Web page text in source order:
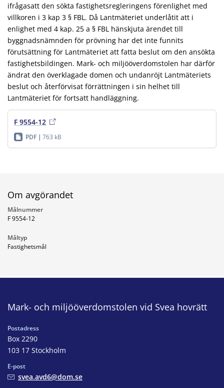
ifrågasatt den sökta fastighetsregleringens förenlighet med
villkoren i 3 kap 3 § FBL. Då Lantmäteriet underlåtit att i
enlighet med 4 kap. 25 a § FBL hänskjuta ärendet till
byggnadsnämnden för prövning har det inte funnits
förutsättning för Lantmäteriet att fatta beslut om den ansökta
fastighetsbildingen. Mark- och miljööverdomstolen har därför
ändrat den överklagade domen och undanröjt Lantmäteriets
beslut och återförvisat förrättningen i sin helhet till
Lantmäteriet för fortsatt handläggning.
F 9554-12
PDF 763 kB
Om avgörandet
Målnummer
F 9554-12
Måltyp
Fastighetsmål
Mark- och miljööverdomstolen vid Svea hovrätt
Postadress
Box 2290
103 17 Stockholm
E-post
svea.avd6@dom.se